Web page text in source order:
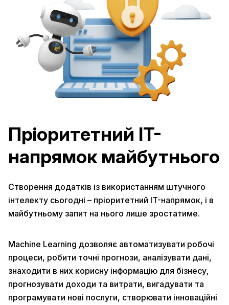
Пріоритетний IT-
напрямок майбутнього
Створення додатків із використанням штучного
інтелекту сьогодні – пріоритетний IT-напрямок, і в
майбутньому запит на нього лише зростатиме.
Machine Learning дозволяє автоматизувати робочі
процеси, робити точні прогнози, аналізувати дані,
знаходити в них корисну інформацію для бізнесу,
прогнозувати доходи та витрати, вигадувати та
програмувати нові послуги, створювати інноваційні